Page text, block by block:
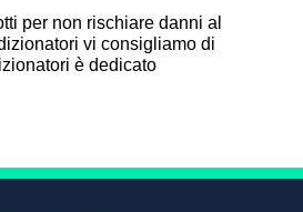
per non rischiare danni al
vi consigliamo di
è dedicato